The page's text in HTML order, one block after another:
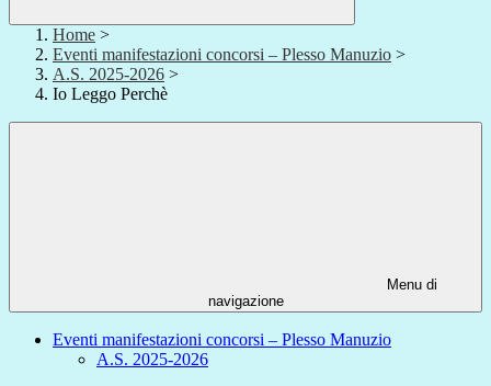
Home >
Eventi manifestazioni concorsi – Plesso Manuzio >
A.S. 2025-2026 >
Io Leggo Perchè
Menu di
navigazione
Eventi manifestazioni concorsi – Plesso Manuzio
A.S. 2025-2026